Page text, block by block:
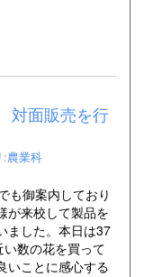
対面販売を行
:農業科
も御案内しており
が来校して製品を
ました。本日は37
数の花を買って
いことに感心する